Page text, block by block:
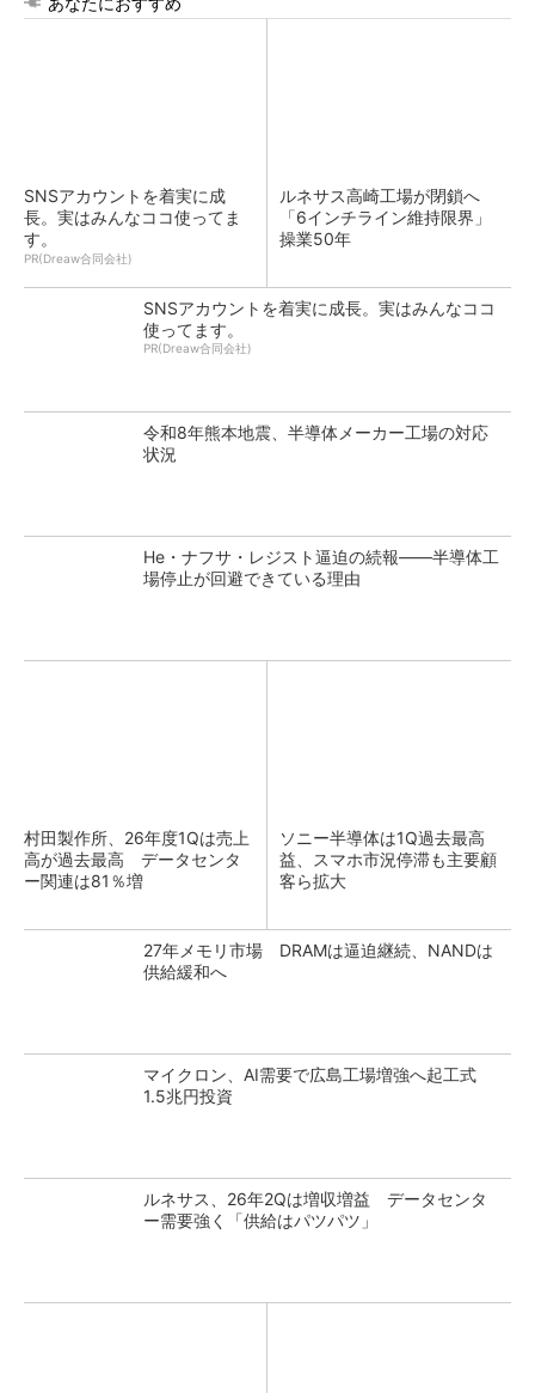
SNSアカウントを着実に成
長。実はみんなココ使ってま
す。
PR(Dreaw合同会社)
ルネサス高崎工場が閉鎖へ
「6インチライン維持限界」
操業50年
SNSアカウントを着実に成長。実はみんなココ
使ってます。
PR(Dreaw合同会社)
令和8年熊本地震、半導体メーカー工場の対応
状況
He・ナフサ・レジスト逼迫の続報――半導体工
場停止が回避できている理由
村田製作所、26年度1Qは売上
高が過去最高 データセンタ
ー関連は81％増
ソニー半導体は1Q過去最高
益、スマホ市況停滞も主要顧
客ら拡大
27年メモリ市場 DRAMは逼迫継続、NANDは
供給緩和へ
マイクロン、AI需要で広島工場増強へ起工式
1.5兆円投資
ルネサス、26年2Qは増収増益 データセンタ
ー需要強く「供給はパツパツ」